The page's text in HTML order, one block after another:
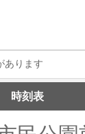
あります
時刻表